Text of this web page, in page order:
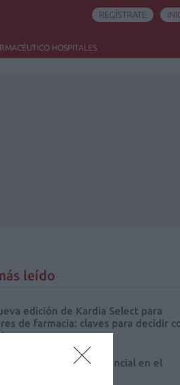
HOSPITALES
REGÍSTRATE
leído
edición de Kardia Select para
de farmacia: claves para decidir
farmacia, un apoyo esencial en el